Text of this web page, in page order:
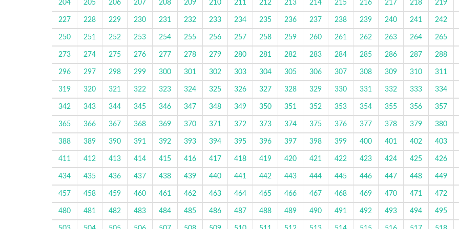
204 205 206 207 208 209 210 211 212 213 214 215 216 217 218 219
227 228 229 230 231 232 233 234 235 236 237 238 239 240 241 242
250 251 252 253 254 255 256 257 258 259 260 261 262 263 264 265
273 274 275 276 277 278 279 280 281 282 283 284 285 286 287 288
296 297 298 299 300 301 302 303 304 305 306 307 308 309 310 311
319 320 321 322 323 324 325 326 327 328 329 330 331 332 333 334
342 343 344 345 346 347 348 349 350 351 352 353 354 355 356 357
365 366 367 368 369 370 371 372 373 374 375 376 377 378 379 380
388 389 390 391 392 393 394 395 396 397 398 399 400 401 402 403
411 412 413 414 415 416 417 418 419 420 421 422 423 424 425 426
434 435 436 437 438 439 440 441 442 443 444 445 446 447 448 449
457 458 459 460 461 462 463 464 465 466 467 468 469 470 471 472
480 481 482 483 484 485 486 487 488 489 490 491 492 493 494 495